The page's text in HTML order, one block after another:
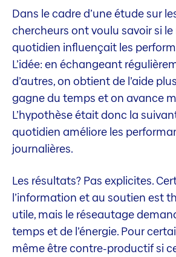
Dans le cadre d’une étude sur
chercheurs ont voulu savoir si
quotidien influençait les
L’idée: en échangeant
d’autres, on obtient de l’aide
gagne du temps et on avance
L’hypothèse était donc la
quotidien améliore les
journalières.
Les résultats? Pas explicites.
l’information et au soutien est
utile, mais le réseautage
temps et de l’énergie. Pour
même être contre-productif si